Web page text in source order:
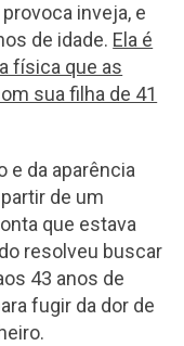
inveja, e
de idade. Ela é
física que as
sua filha de 41
e da aparência
de um
que estava
resolveu buscar
43 anos de
fugir da dor de